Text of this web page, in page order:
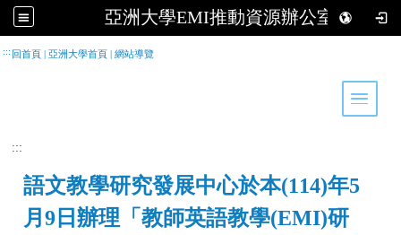
亞洲大學EMI推動資源辦公室
::: 回首頁 |亞洲大學首頁 |網站導覽
Toggle
:::
語文教學研究發展中心於本(114)年5
月9日辦理「教師英語教學(EMI)研